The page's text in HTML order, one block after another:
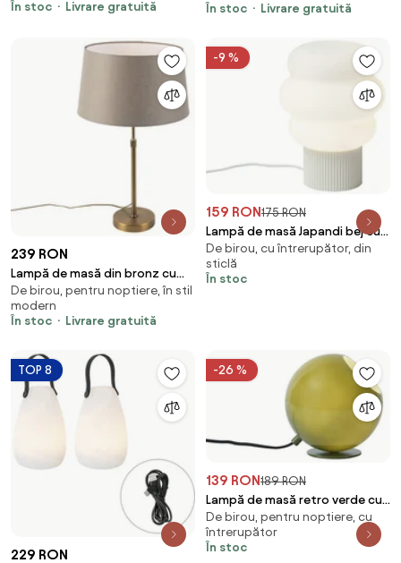
În stoc
Livrare gratuită
În stoc
Livrare gratuită
239 RON
Lampă de masă din bronz cu
abajur din in taupe 35 cm -
Parte
De birou, pentru noptiere, în stil
modern
În stoc
Livrare gratuită
-9 %
159 RON175 RON
Lampă de masă Japandi bej cu
sticlă opal 18cm - Kumo
De birou, cu întrerupător, din
sticlă
În stoc
TOP 8
229 RON
-26 %
139 RON189 RON
Lampă de masă retro verde cu
sticlă - Mabel
De birou, pentru noptiere, cu
întrerupător
În stoc